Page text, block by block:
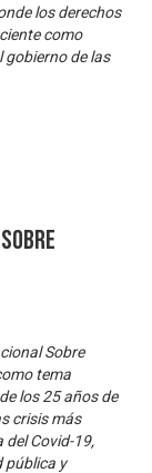
los derechos
como
gobierno de las
Sobre
tema
los 25 años de
crisis más
Covid-19,
pública y